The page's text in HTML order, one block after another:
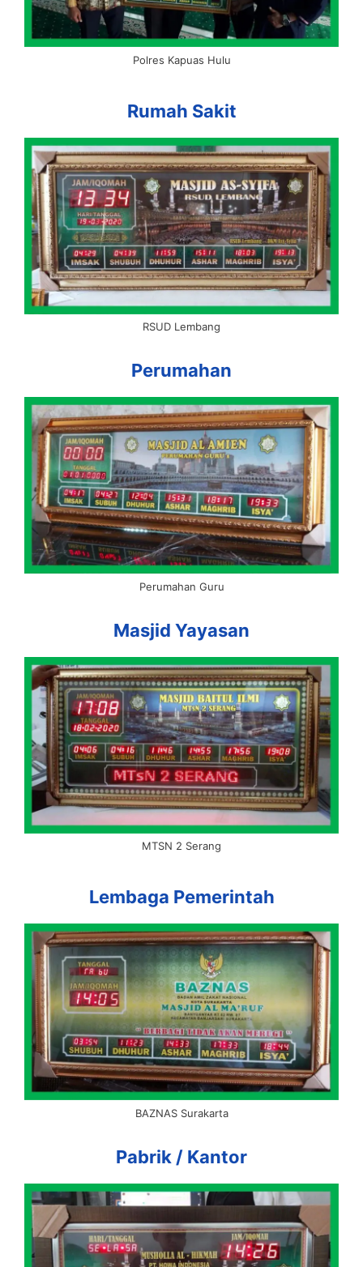
Polres Kapuas Hulu
Rumah Sakit
RSUD Lembang
Perumahan
Perumahan Guru
Masjid Yayasan
MTSN 2 Serang
Lembaga Pemerintah
BAZNAS Surakarta
Pabrik / Kantor